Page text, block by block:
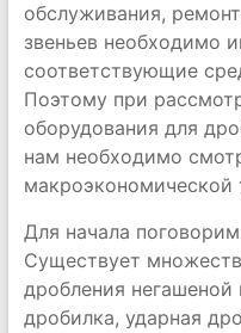
обслуживания,
звеньев необходимо
соответствующие
Поэтому при
оборудования для
нам необходимо
макроэкономической
Для начала
Существует
дробления
дробилка, ударная